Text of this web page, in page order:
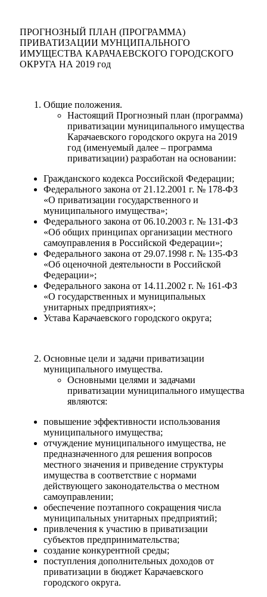
ПРОГНОЗНЫЙ ПЛАН (ПРОГРАММА)
ПРИВАТИЗАЦИИ МУНЦИПАЛЬНОГО
ИМУЩЕСТВА КАРАЧАЕВСКОГО ГОРОДСКОГО
ОКРУГА НА 2019 год
Общие положения.
Настоящий Прогнозный план (программа)
приватизации муниципального имущества
Карачаевского городского округа на 2019
год (именуемый далее – программа
приватизации) разработан на основании:
Гражданского кодекса Российской Федерации;
Федерального закона от 21.12.2001 г. № 178-ФЗ
«О приватизации государственного и
муниципального имущества»;
Федерального закона от 06.10.2003 г. № 131-ФЗ
«Об общих принципах организации местного
самоуправления в Российской Федерации»;
Федерального закона от 29.07.1998 г. № 135-ФЗ
«Об оценочной деятельности в Российской
Федерации»;
Федерального закона от 14.11.2002 г. № 161-ФЗ
«О государственных и муниципальных
унитарных предприятиях»;
Устава Карачаевского городского округа;
Основные цели и задачи приватизации
муниципального имущества.
Основными целями и задачами
приватизации муниципального имущества
являются:
повышение эффективности использования
муниципального имущества;
отчуждение муниципального имущества, не
предназначенного для решения вопросов
местного значения и приведение структуры
имущества в соответствие с нормами
действующего законодательства о местном
самоуправлении;
обеспечение поэтапного сокращения числа
муниципальных унитарных предприятий;
привлечения к участию в приватизации
субъектов предпринимательства;
создание конкурентной среды;
поступления дополнительных доходов от
приватизации в бюджет Карачаевского
городского округа.
Администрация